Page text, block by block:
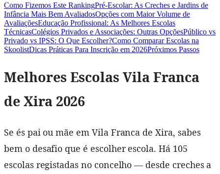
Como Fizemos Este RankingPré-Escolar: As Creches e Jardins de
Infância Mais Bem AvaliadosOpções com Maior Volume de
AvaliaçõesEducação Profissional: As Melhores Escolas
TécnicasColégios Privados e Associações: Outras OpçõesPúblico vs
Privado vs IPSS: O Que Escolher?Como Comparar Escolas na
SkoolistDicas Práticas Para Inscrição em 2026Próximos Passos
Melhores Escolas Vila Franca
de Xira 2026
Se és pai ou mãe em Vila Franca de Xira, sabes
bem o desafio que é escolher escola. Há 105
escolas registadas no concelho — desde creches a